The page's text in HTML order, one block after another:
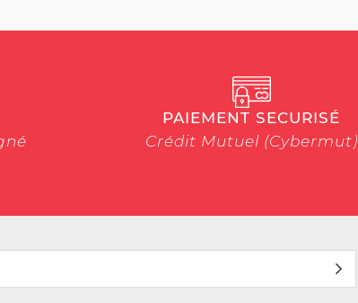
PAIEMENT SECURISÉ
Crédit Mutuel (Cybermut)